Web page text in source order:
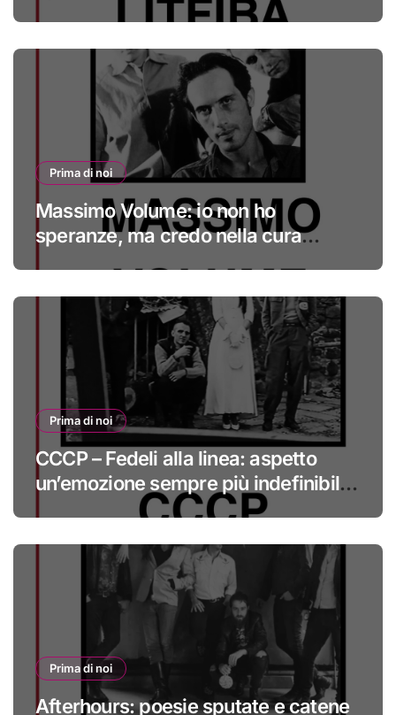
Prima di noi
Massimo Volume: io non ho
speranze, ma credo nella cura
Prima di noi
CCCP – Fedeli alla linea: aspetto
un’emozione sempre più indefinibile
#primadinoi
Prima di noi
Afterhours: poesie sputate e catene